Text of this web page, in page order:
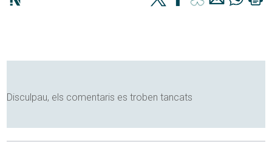
Disculpau, els comentaris es troben tancats